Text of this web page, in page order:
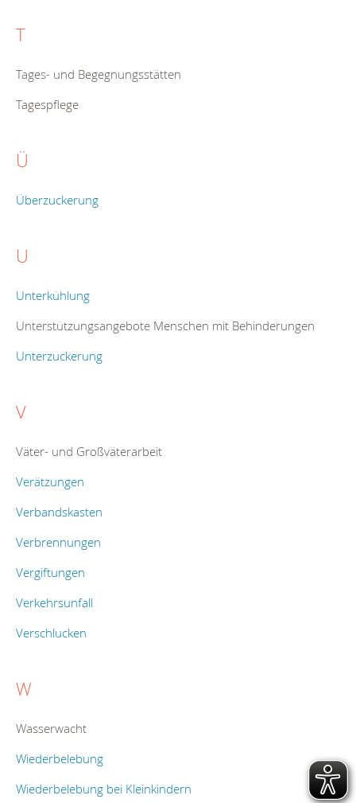
T
Tages- und Begegnungsstätten
Tagespflege
Ü
Überzuckerung
U
Unterkühlung
Unterstützungsangebote Menschen mit Behinderungen
Unterzuckerung
V
Väter- und Großväterarbeit
Verätzungen
Verbandskasten
Verbrennungen
Vergiftungen
Verkehrsunfall
Verschlucken
W
Wasserwacht
Wiederbelebung
Wiederbelebung bei Kleinkindern